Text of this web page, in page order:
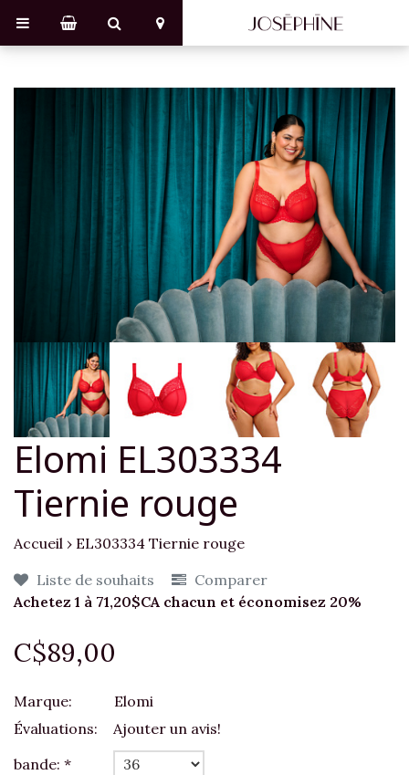
Elomi EL303334
Tiernie rouge
Accueil › EL303334 Tiernie rouge
Liste de souhaits
Comparer
Achetez 1 à 71,20$CA chacun et économisez 20%
C$89,00
Marque:
Elomi
Évaluations:
Ajouter un avis!
bande: *